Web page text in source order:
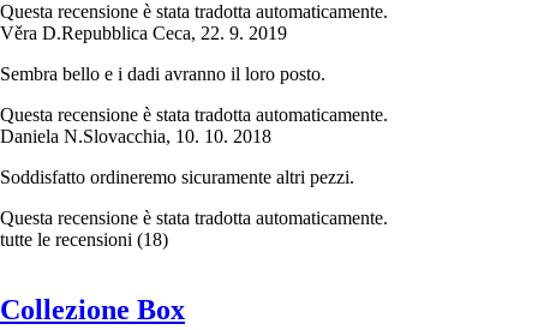
Questa recensione è stata tradotta automaticamente.
Věra D.Repubblica Ceca, 22. 9. 2019
Sembra bello e i dadi avranno il loro posto.
Questa recensione è stata tradotta automaticamente.
Daniela N.Slovacchia, 10. 10. 2018
Soddisfatto ordineremo sicuramente altri pezzi.
Questa recensione è stata tradotta automaticamente.
tutte le recensioni (18)
Collezione Box